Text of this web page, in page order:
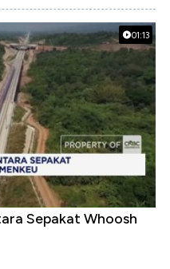
01:13
Sepakat Whoosh